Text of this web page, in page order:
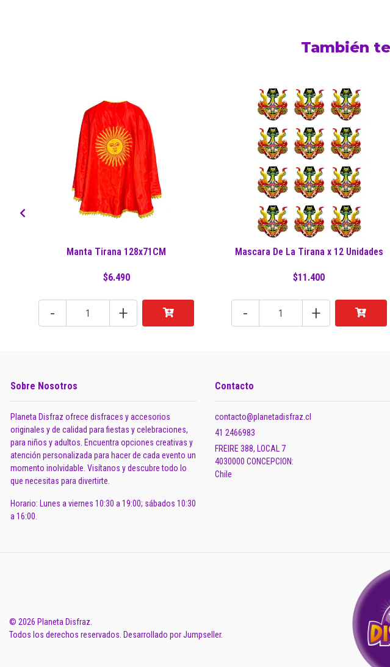
También
Manta Tirana 128x71CM
$6.490
- +
Mascara De La Tirana x 12 Unidades
$11.400
- +
Sobre Nosotros
Planeta Disfraz ofrece disfraces y accesorios
originales y de calidad para fiestas y celebraciones,
para niños y adultos. Encuentra opciones creativas y
atención personalizada para hacer de cada evento un
momento inolvidable. Visítanos y descubre todo lo
que necesitas para divertirte.
Horario: Lunes a viernes 10:30 a 19:00; sábados 10:30
a 16:00.
Contacto
contacto@planetadisfraz.cl
41 2466983
FREIRE 388, LOCAL 7
4030000 CONCEPCION:
Chile
© 2026 Planeta Disfraz.
Todos los derechos reservados. Desarrollado por Jumpseller.